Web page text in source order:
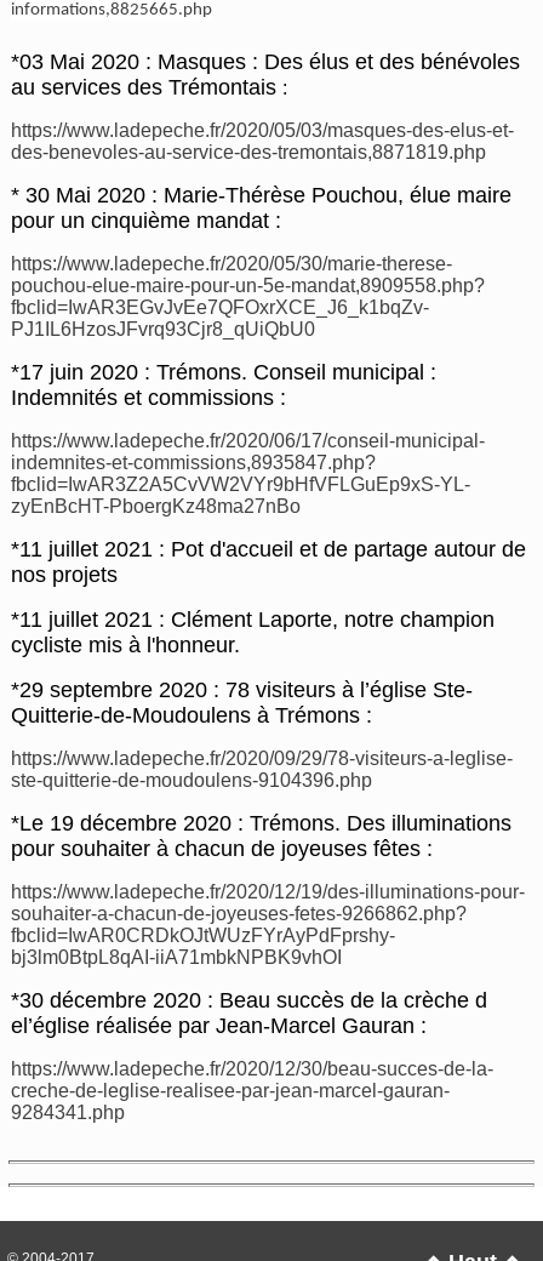
informations,8825665.php
*03 Mai 2020 : Masques : Des élus et des bénévoles
au services des Trémontais :
https://www.ladepeche.fr/2020/05/03/masques-des-elus-et-
des-benevoles-au-service-des-tremontais,8871819.php
* 30 Mai 2020 : Marie-Thérèse Pouchou, élue maire
pour un cinquième mandat :
https://www.ladepeche.fr/2020/05/30/marie-therese-
pouchou-elue-maire-pour-un-5e-mandat,8909558.php?
fbclid=IwAR3EGvJvEe7QFOxrXCE_J6_k1bqZv-
PJ1IL6HzosJFvrq93Cjr8_qUiQbU0
*17 juin 2020 : Trémons. Conseil municipal :
Indemnités et commissions :
https://www.ladepeche.fr/2020/06/17/conseil-municipal-
indemnites-et-commissions,8935847.php?
fbclid=IwAR3Z2A5CvVW2VYr9bHfVFLGuEp9xS-YL-
zyEnBcHT-PboergKz48ma27nBo
*11 juillet 2021 : Pot d'accueil et de partage autour de
nos projets
*11 juillet 2021 : Clément Laporte, notre champion
cycliste mis à l'honneur.
*29 septembre 2020 : 78 visiteurs à l’église Ste-
Quitterie-de-Moudoulens à Trémons :
https://www.ladepeche.fr/2020/09/29/78-visiteurs-a-leglise-
ste-quitterie-de-moudoulens-9104396.php
*Le 19 décembre 2020 : Trémons. Des illuminations
pour souhaiter à chacun de joyeuses fêtes :
https://www.ladepeche.fr/2020/12/19/des-illuminations-pour-
souhaiter-a-chacun-de-joyeuses-fetes-9266862.php?
fbclid=IwAR0CRDkOJtWUzFYrAyPdFprshy-
bj3lm0BtpL8qAI-iiA71mbkNPBK9vhOI
*30 décembre 2020 : Beau succès de la crèche d
el’église réalisée par Jean-Marcel Gauran :
https://www.ladepeche.fr/2020/12/30/beau-succes-de-la-
creche-de-leglise-realisee-par-jean-marcel-gauran-
9284341.php